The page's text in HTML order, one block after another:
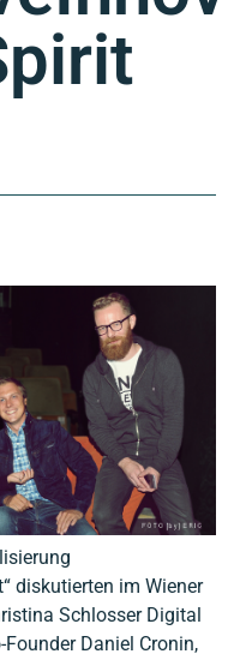
diskutierten im Wiener
Schlosser Digital
Daniel Cronin,